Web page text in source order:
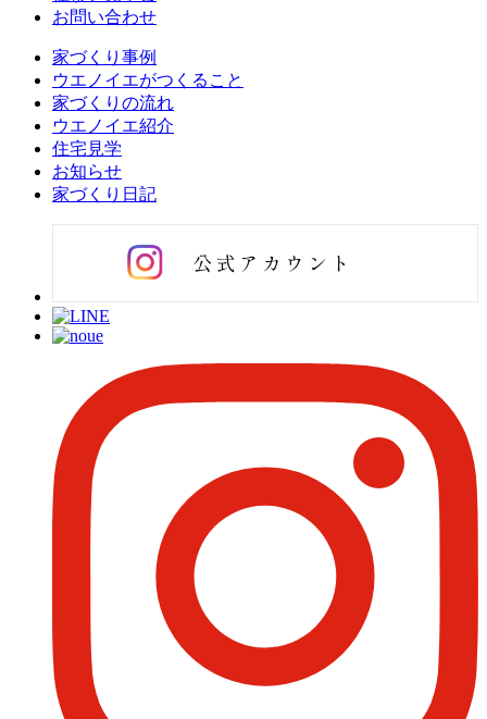
お問い合わせ
家づくり事例
ウエノイエがつくること
家づくりの流れ
ウエノイエ紹介
住宅見学
お知らせ
家づくり日記